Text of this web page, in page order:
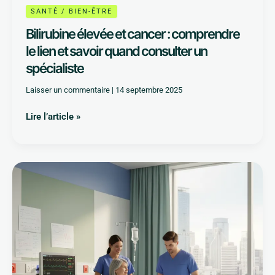
SANTÉ / BIEN-ÊTRE
Bilirubine élevée et cancer : comprendre
le lien et savoir quand consulter un
spécialiste
Laisser un commentaire | 14 septembre 2025
Lire l’article »
Opération
lombaire
comprendre
les